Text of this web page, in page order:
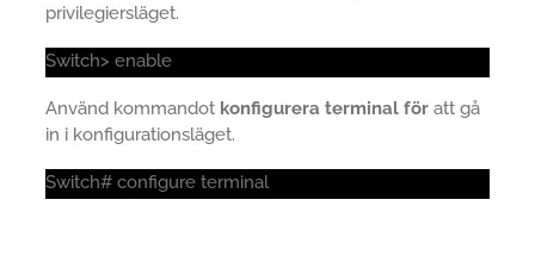
privilegiersläget.
Switch> enable
Använd kommandot konfigurera terminal för att gå
in i konfigurationsläget.
Switch# configure terminal